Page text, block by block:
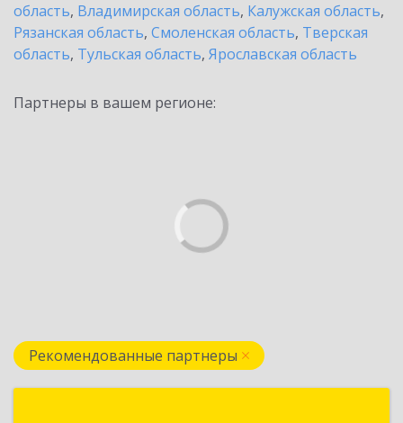
область, Владимирская область, Калужская область,
Рязанская область, Смоленская область, Тверская
область, Тульская область, Ярославская область
Партнеры в вашем регионе:
Рекомендованные партнеры